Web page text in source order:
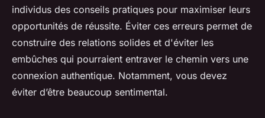
individus des conseils pratiques pour maximiser leurs
opportunités de réussite. Éviter ces erreurs permet de
construire des relations solides et d'éviter les
embûches qui pourraient entraver le chemin vers une
connexion authentique. Notamment, vous devez
éviter d’être beaucoup sentimental.